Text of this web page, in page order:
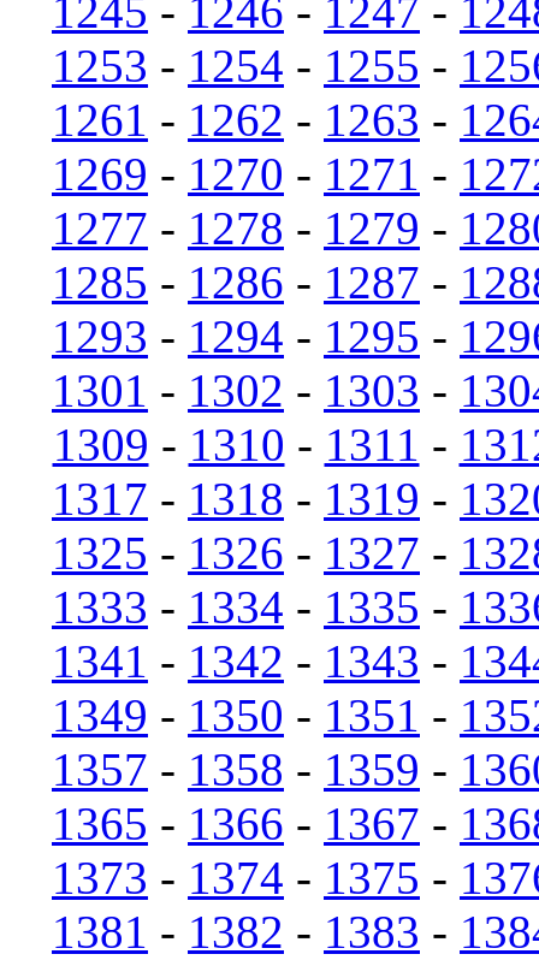
1245 - 1246 - 1247 -
1253 - 1254 - 1255 -
1261 - 1262 - 1263 -
1269 - 1270 - 1271 -
1277 - 1278 - 1279 -
1285 - 1286 - 1287 -
1293 - 1294 - 1295 -
1301 - 1302 - 1303 -
1309 - 1310 - 1311 -
1317 - 1318 - 1319 -
1325 - 1326 - 1327 -
1333 - 1334 - 1335 -
1341 - 1342 - 1343 -
1349 - 1350 - 1351 -
1357 - 1358 - 1359 -
1365 - 1366 - 1367 -
1373 - 1374 - 1375 -
1381 - 1382 - 1383 -